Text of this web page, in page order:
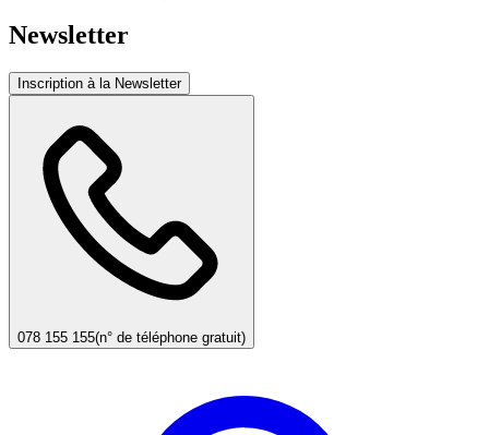
Newsletter
Inscription à la Newsletter
078 155 155(n° de téléphone gratuit)